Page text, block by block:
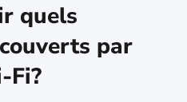
quels
par
Fi?